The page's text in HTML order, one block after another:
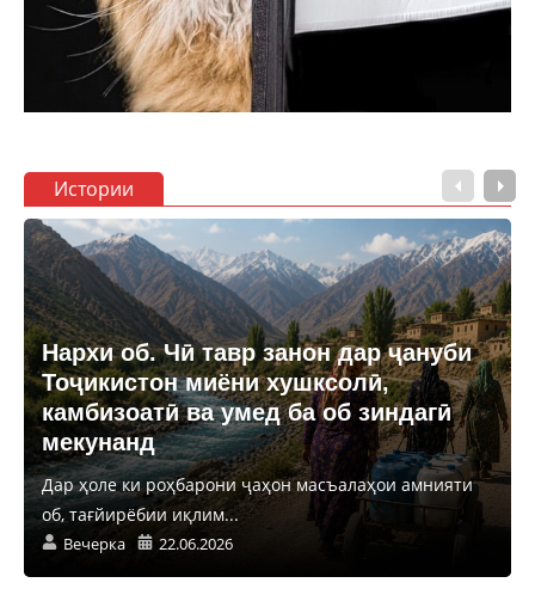
Истории
Нархи об. Чӣ тавр занон дар ҷануби
Тоҷикистон миёни хушксолӣ,
камбизоатӣ ва умед ба об зиндагӣ
мекунанд
Дар ҳоле ки роҳбарони ҷаҳон масъалаҳои амнияти
об, тағйирёбии иқлим...
Вечерка 22.06.2026